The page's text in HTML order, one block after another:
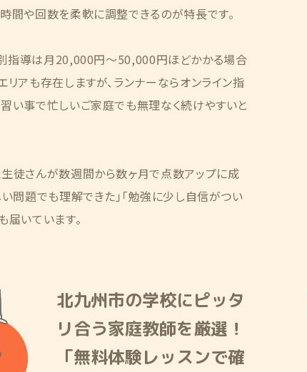
間や回数を柔軟に調整できるのが特長です。
指導は月20,000円～50,000円ほどかかる場合
リアも存在しますが、ランナーならオンライン指
い事で忙しいご家庭でも無理なく続けやすいと
徒さんが数週間から数ヶ月で点数アップに成
い問題でも理解できた」「勉強に少し自信がつい
届いています。
北九州市の学校にピッタ
リ合う家庭教師を厳選！
「無料体験レッスンで確